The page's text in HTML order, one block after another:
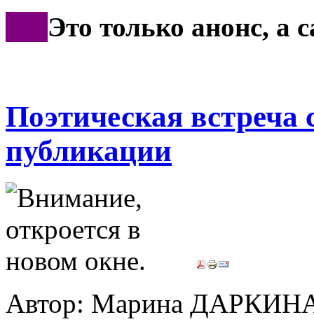
Это только анонс, а
Поэтическая
публикации
Автор: Марина